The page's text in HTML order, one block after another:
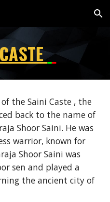
Skip to navigation
the Saini Caste , the
back to the name of
Shoor Saini. He was
warrior, known for
Shoor Saini was
sen and played a
the ancient city of